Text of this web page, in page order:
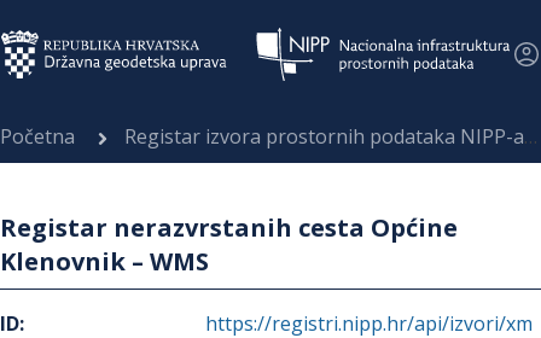
Početna Registar izvora prostornih podataka NIPP-a
Registar nerazvrstanih cesta Općine
Klenovnik – WMS
ID:
https://registri.nipp.hr/api/izvori/xm